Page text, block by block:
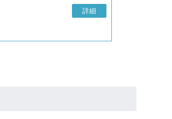
詳細